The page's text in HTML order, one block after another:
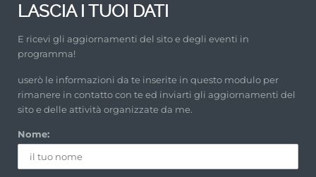
LASCIA I TUOI DATI
E ricevi gli aggiornamenti del sito e degli eventi in
programma!
userò le informazioni da te inserite in questo modulo per
rimanere in contatto con te ed inviarti gli aggiornamenti del
sito e delle attività organizzate da me.
Nome: